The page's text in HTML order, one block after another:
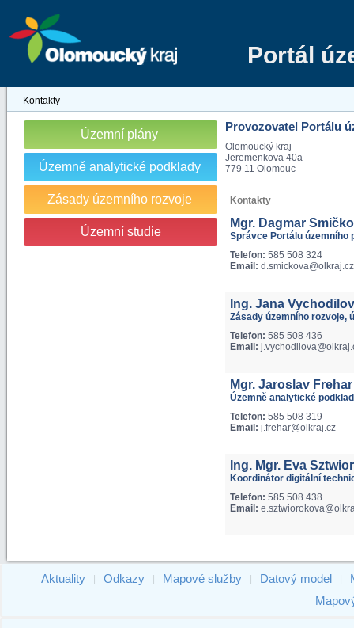
Portál
Kontakty
Územní plány
Územně analytické podklady
Zásady územního rozvoje
Územní studie
Provozovatel Portálu
Olomoucký kraj
Jeremenkova 40a
779 11 Olomouc
Kontakty
Mgr. Dagmar
Správce Portálu územního
Telefon: 585 508 324
Email: d.smickova@olkraj.cz
Ing. Jana
Zásady územního rozvoje,
Telefon: 585 508 436
Email:
Mgr. Jaroslav Frehar
Územně analytické
Telefon: 585 508 319
Email: j.frehar@olkraj.cz
Ing. Mgr. Eva
Koordinátor digitální
Telefon: 585 508 438
Email:
Aktuality Odkazy Mapové služby Datový model